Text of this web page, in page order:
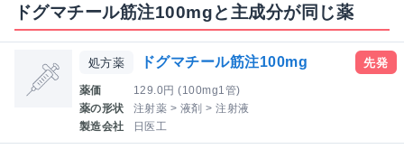
ドグマチール筋注100mgと主成分が同じ薬
処方薬 ドグマチール筋注100mg
薬価
129.0円 (100mg1管)
薬の形状
注射薬 > 液剤 > 注射液
製造会社
日医工
先発